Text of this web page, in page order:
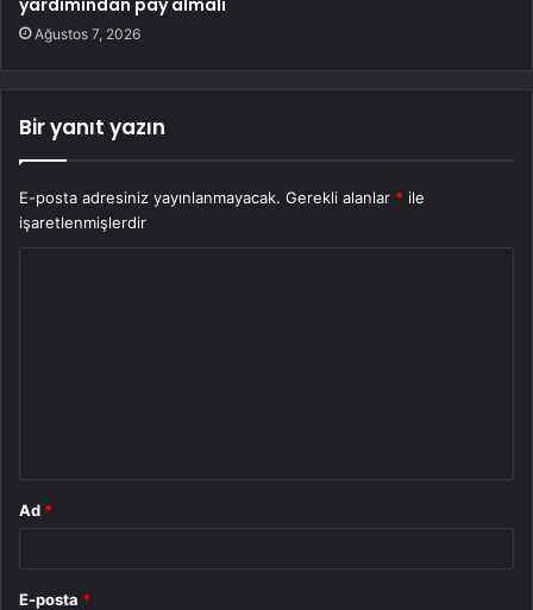
Ağustos 7, 2026
Bir yanıt yazın
E-posta adresiniz yayınlanmayacak. Gerekli alanlar * ile
işaretlenmişlerdir
Ad *
E-posta *